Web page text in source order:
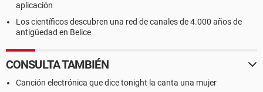
aplicación
Los científicos descubren una red de canales de 4.000 años de
antigüedad en Belice
CONSULTA TAMBIÉN
Canción electrónica que dice tonight la canta una mujer